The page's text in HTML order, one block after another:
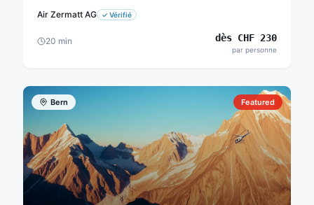
Air Zermatt AG
✓ Vérifié
20 min dès CHF 230
par personne
Bern Featured